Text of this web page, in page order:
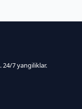
7 yangiliklar.